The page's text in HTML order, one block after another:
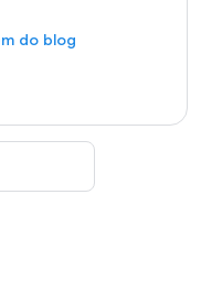
do blog